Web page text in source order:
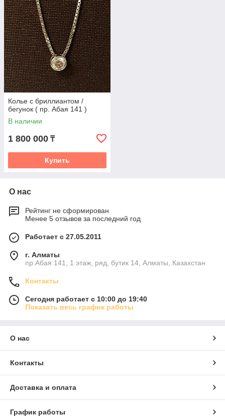
Колье с бриллиантом /
бегунок ( пр. Абая 141 )
В наличии
1 800 000 ₸
Купить
О нас
Рейтинг не сформирован
Менее 5 отзывов за последний год
Работает с 27.05.2011
г. Алматы
пр.Абая 141, 1 этаж, ряд, бутик 14, Алматы, Казахстан
Контакты
Сегодня работает с 10:00 до 19:40
Показать весь график работы
О нас
Контакты
Доставка и оплата
График работы